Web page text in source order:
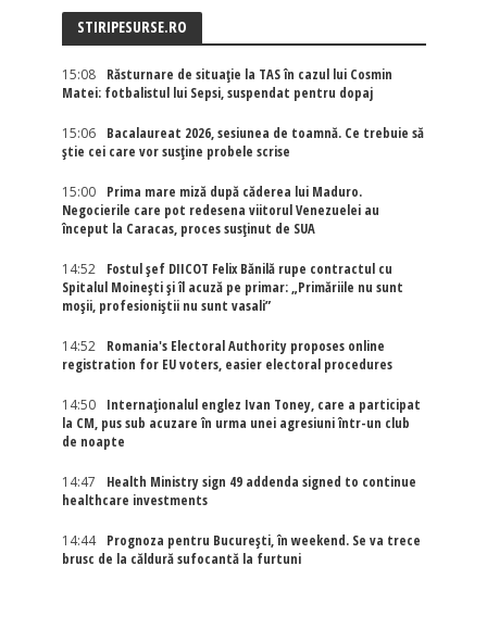
STIRIPESURSE.RO
15:08
Răsturnare de situație la TAS în cazul lui Cosmin
Matei: fotbalistul lui Sepsi, suspendat pentru dopaj
15:06
Bacalaureat 2026, sesiunea de toamnă. Ce trebuie să
știe cei care vor susține probele scrise
15:00
Prima mare miză după căderea lui Maduro.
Negocierile care pot redesena viitorul Venezuelei au
început la Caracas, proces susținut de SUA
14:52
Fostul șef DIICOT Felix Bănilă rupe contractul cu
Spitalul Moinești și îl acuză pe primar: „Primăriile nu sunt
moșii, profesioniștii nu sunt vasali”
14:52
Romania's Electoral Authority proposes online
registration for EU voters, easier electoral procedures
14:50
Internaţionalul englez Ivan Toney, care a participat
la CM, pus sub acuzare în urma unei agresiuni într-un club
de noapte
14:47
Health Ministry sign 49 addenda signed to continue
healthcare investments
14:44
Prognoza pentru București, în weekend. Se va trece
brusc de la căldură sufocantă la furtuni